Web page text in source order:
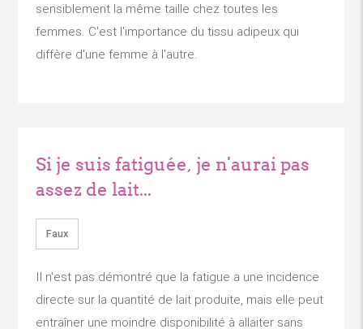
sensiblement la même taille chez toutes les
femmes. C'est l'importance du tissu adipeux qui
diffère d'une femme à l'autre.
Si je suis fatiguée, je n'aurai pas
assez de lait...
Faux
Il n'est pas démontré que la fatigue a une incidence
directe sur la quantité de lait produite, mais elle peut
entraîner une moindre disponibilité à allaiter sans